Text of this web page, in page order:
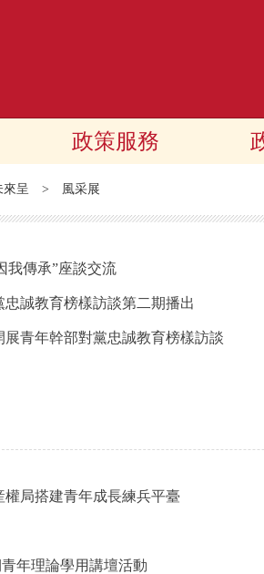
政策服務
來呈 > 風采展
傳承”座談交流
誠教育榜樣訪談第二期播出
青年幹部對黨忠誠教育榜樣訪談
局搭建青年成長練兵平臺
年理論學用講壇活動